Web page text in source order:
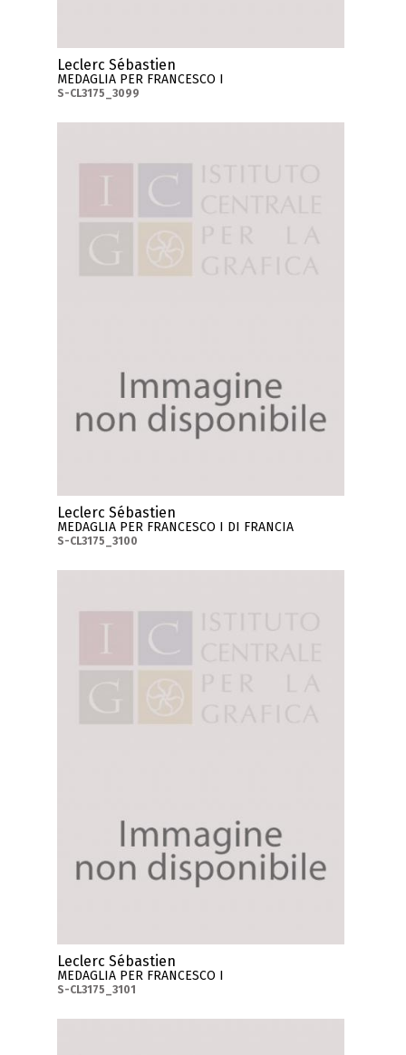
Leclerc Sébastien
MEDAGLIA PER FRANCESCO I
S-CL3175_3099
Leclerc Sébastien
MEDAGLIA PER FRANCESCO I DI FRANCIA
S-CL3175_3100
Leclerc Sébastien
MEDAGLIA PER FRANCESCO I
S-CL3175_3101